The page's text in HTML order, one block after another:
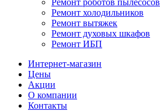
Ремонт роботов пылесосов
Ремонт холодильников
Ремонт вытяжек
Ремонт духовых шкафов
Ремонт ИБП
Интернет-магазин
Цены
Акции
О компании
Контакты